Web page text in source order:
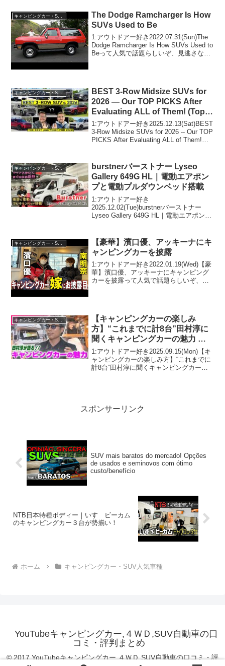
The Dodge Ramcharger Is How
SUVs Used to Be
1:アウトドアー好き2022.07.31(Sun)The
Dodge Ramcharger Is How SUVs Used to
Beって人気で話題らしいぞ、見逃さない
キャンピングカー・SUV人気車種
BEST 3-Row Midsize SUVs for
2026 — Our TOP PICKS After
Evaluating ALL of Them! (Top
10)
1:アウトドアー好き2025.12.13(Sat)BEST
3-Row Midsize SUVs for 2026 -- Our TOP
PICKS After Evaluating ALL of Them!
キャンピングカー・SUV人気車種
burstnerバーストナー Lyseo
Gallery 649G HL｜電動エアポン
プと電動プルダウンベッド搭載
1:アウトドアー好き
2025.12.02(Tue)burstnerバーストナー
Lyseo Gallery 649G HL｜電動エアポンプ
トドアー好き2025.12....
【豪華】濱口優、アッキーナにキ
ャンピングカーを披露
1:アウトドアー好き2022.01.19(Wed)【豪
華】濱口優、アッキーナにキャンピング
カーを披露って人気で話題らしいぞ、見
キャンピングカー・SUV人気車種
【キャンピングカーの楽しみ
方】“これまでに計8台”田村淳に
聞くキャンピングカーの魅力 超
高級車からコンパクトカーまで…
売れ筋は？【コレミテ】
1:アウトドアー好き2025.09.15(Mon)【キ
ャンピングカーの楽しみ方】“これまでに
計8台”田村淳に聞くキャンピングカーの
スポンサーリンク
SUV mais baratos do mercado! Opções
de usados e seminovos com ótimo
custo/benefício
NTB日本特種ボディー｜いすゞビーカム
のキャンピングカー３台が勢揃い！
ホーム キャンピングカー・SUV人気車種
YouTubeキャンピングカー,４ＷＤ,SUV自動車の口
コミ・評判まとめ
© 2017 YouTubeキャンピングカー,４ＷＤ,SUV自動車の口コミ・評